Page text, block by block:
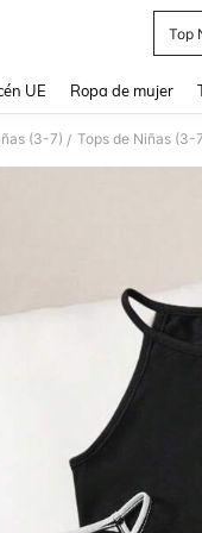
Top
UE Ropa de mujer
(3-7) / Tops de Niñas (3-